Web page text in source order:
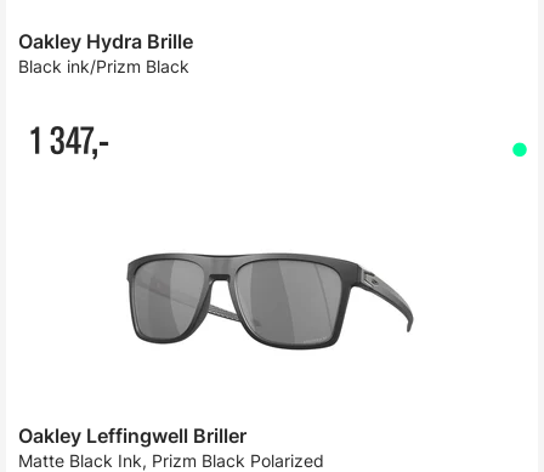
Oakley Hydra Brille
Black ink/Prizm Black
1 347,-
Oakley Leffingwell Briller
Matte Black Ink, Prizm Black Polarized